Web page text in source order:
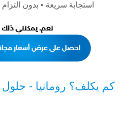
استجابة سريعة • بدون
كم يكلف؟ رومانيا -